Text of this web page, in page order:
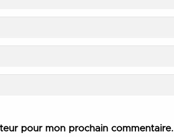
pour mon prochain commentaire.